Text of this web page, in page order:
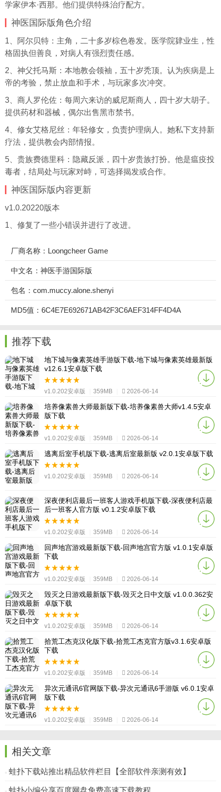
学家伊本·西那。他们提供特殊治疗配方。
神医国际版角色介绍
1、阿尔贝特：主角，二十多岁棕色卷发。医学院肄业生，性
格固执但善良，对病人有强烈责任感。
2、神父托马斯：本地教会领袖，五十岁秃顶。认为疾病是上
帝的考验，禁止放血和手术，与玩家多次冲突。
3、商人罗伦佐：每周六来访的威尼斯商人，四十岁大胡子。
提供药材和器械，偶尔出售黑市禁书。
4、修女艾格尼丝：年轻修女，负责护理病人。她私下支持新
疗法，提供教会内部情报。
5、贵族费德里科：隐藏反派，四十岁贵族打扮。他是瘟疫投
毒者，结局处与玩家对峙，可选择揭发或合作。
神医国际版内容更新
v1.0.20220版本
1、修复了一些小错误并进行了改进。
厂商名称：Loongcheer Game
中文名：神医手游国际版
包名：com.muccy.alone.shenyi
MD5值：6C4E7E692671AB42F3C6AEF314FF4D4A
推荐下载
地下城与像素英雄手游版下载-地下城与像素英雄最新版
v12.6.1安卓版下载
v1.0.202安卓版 359MB 2026-06-14
培养像素兽大师最新版下载-培养像素兽大师v1.4.5安卓
版下载
v1.0.202安卓版 359MB 2026-06-14
逃离后室手机版下载-逃离后室最新版 v2.0.1安卓版下载
v1.0.202安卓版 359MB 2026-06-14
深夜便利店最后一班客人游戏手机版下载-深夜便利店最
后一班客人官方版 v0.1.2安卓版下载
v1.0.202安卓版 359MB 2026-06-14
回声地宫游戏最新版下载-回声地宫官方版 v1.0.1安卓版
下载
v1.0.202安卓版 359MB 2026-06-14
毁灭之日游戏最新版下载-毁灭之日中文版 v1.0.0.362安
卓版下载
v1.0.202安卓版 359MB 2026-06-14
拾荒工杰克汉化版下载-拾荒工杰克官方版v3.1.6安卓版
下载
v1.0.202安卓版 359MB 2026-06-14
异次元通讯6官网版下载-异次元通讯6手游版 v6.0.1安卓
版下载
v1.0.202安卓版 359MB 2026-06-14
相关文章
蛙扑下载站推出精品软件栏目【全部软件亲测有效】